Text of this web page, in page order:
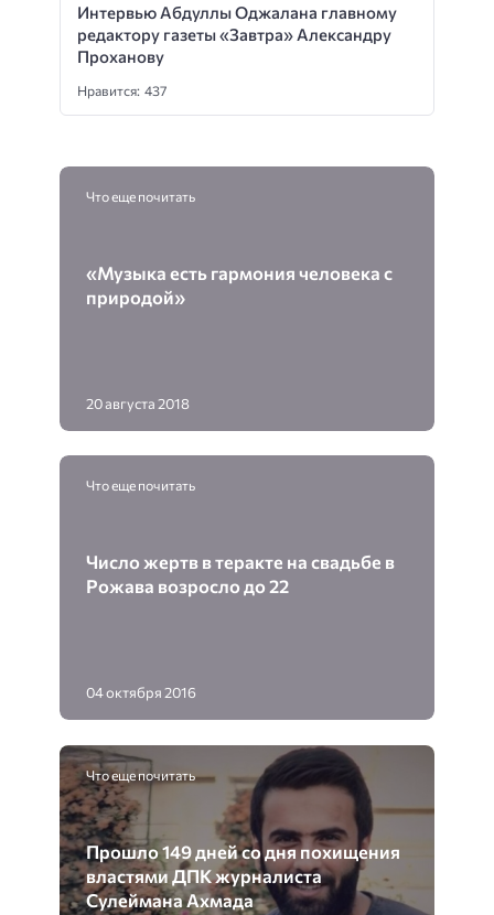
Интервью Абдуллы Оджалана главному
редактору газеты «Завтра» Александру
Проханову
Нравится: 437
Что еще почитать
«Музыка есть гармония человека с
природой»
20 августа 2018
Что еще почитать
Число жертв в теракте на свадьбе в
Рожава возросло до 22
04 октября 2016
Что еще почитать
Прошло 149 дней со дня похищения
властями ДПК журналиста
Сулеймана Ахмада